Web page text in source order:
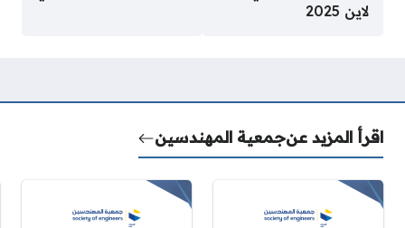
لاين 2025
اقرأ المزيد عنجمعية المهندسين